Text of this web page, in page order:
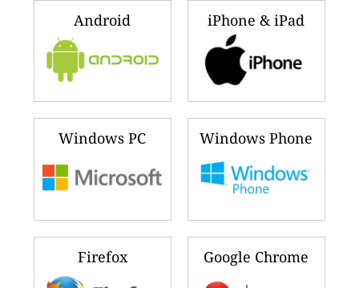
iPhone & iPad
Android
Windows Phone
Windows PC
Google Chrome
Firefox